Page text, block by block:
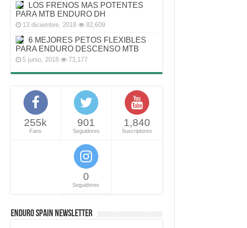
LOS FRENOS MAS POTENTES
PARA MTB ENDURO DH
13 diciembre, 2018 82,609
6 MEJORES PETOS FLEXIBLES
PARA ENDURO DESCENSO MTB
5 junio, 2018 73,177
255k
Fans
901
Seguidores
1,840
Suscriptores
0
Seguidores
ENDURO SPAIN NEWSLETTER